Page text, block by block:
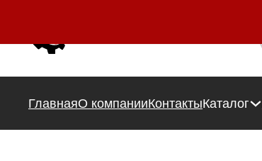
ГлавнаяО компанииКонтактыКаталог